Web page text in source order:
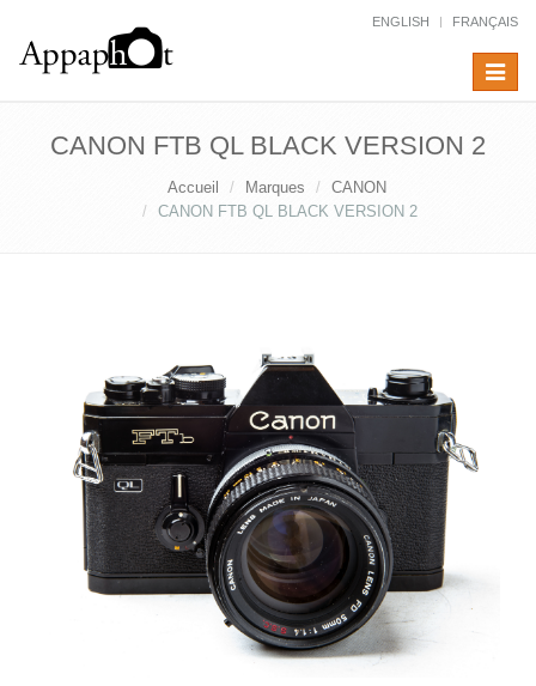
ENGLISH FRANÇAIS
Toggle
CANON FTB QL BLACK VERSION 2
Accueil Marques
CANON
CANON FTB QL BLACK VERSION 2